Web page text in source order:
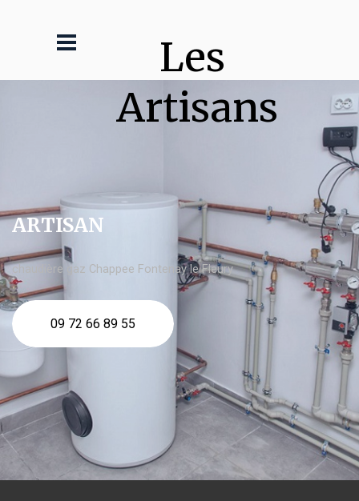
Les
Artisans
ARTISAN
chaudière gaz Chappee Fontenay le Fleury
09 72 66 89 55